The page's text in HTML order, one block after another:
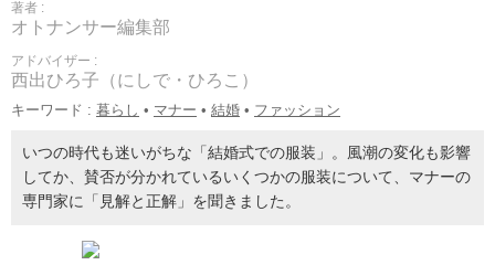
著者 :
オトナンサー編集部
アドバイザー :
西出ひろ子（にしで・ひろこ）
キーワード : 暮らし • マナー • 結婚 • ファッション
いつの時代も迷いがちな「結婚式での服装」。風潮の変化も影響
してか、賛否が分かれているいくつかの服装について、マナーの
専門家に「見解と正解」を聞きました。